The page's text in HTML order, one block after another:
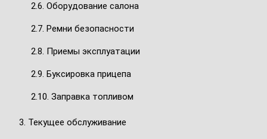
2.6. Оборудование салона
2.7. Ремни безопасности
2.8. Приемы эксплуатации
2.9. Буксировка прицепа
2.10. Заправка топливом
3. Текущее обслуживание